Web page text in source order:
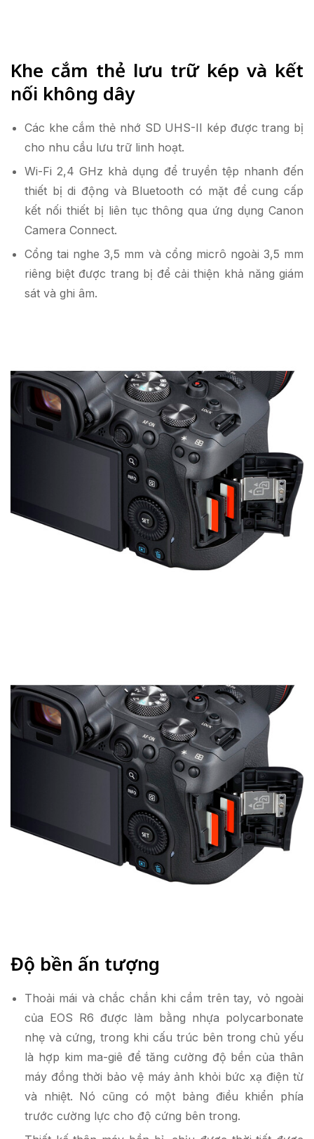
Khe cắm thẻ lưu trữ kép và kết
nối không dây
Các khe cắm thẻ nhớ SD UHS-II kép được trang bị
cho nhu cầu lưu trữ linh hoạt.
Wi-Fi 2,4 GHz khả dụng để truyền tệp nhanh đến
thiết bị di động và Bluetooth có mặt để cung cấp
kết nối thiết bị liên tục thông qua ứng dụng Canon
Camera Connect.
Cổng tai nghe 3,5 mm và cổng micrô ngoài 3,5 mm
riêng biệt được trang bị để cải thiện khả năng giám
sát và ghi âm.
Độ bền ấn tượng
Thoải mái và chắc chắn khi cầm trên tay, vỏ ngoài
của EOS R6 được làm bằng nhựa polycarbonate
nhẹ và cứng, trong khi cấu trúc bên trong chủ yếu
là hợp kim ma-giê để tăng cường độ bền của thân
máy đồng thời bảo vệ máy ảnh khỏi bức xạ điện từ
và nhiệt. Nó cũng có một bảng điều khiển phía
trước cường lực cho độ cứng bên trong.